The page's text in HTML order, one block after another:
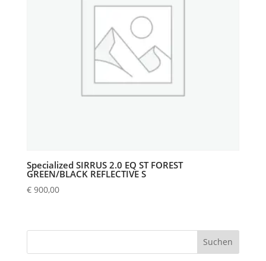
Specialized SIRRUS 2.0 EQ ST FOREST
GREEN/BLACK REFLECTIVE S
€900,00
Suchen